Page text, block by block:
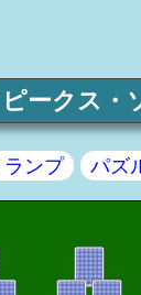
ピークス・
ランプ パズ